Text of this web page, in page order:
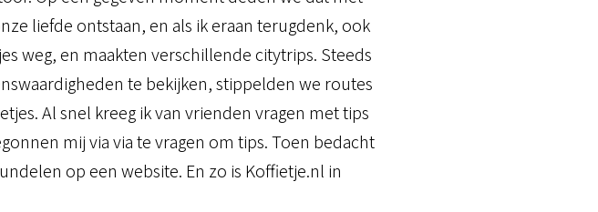
liefde ontstaan, en als ik eraan terugdenk, ook
weg, en maakten verschillende citytrips. Steeds
te bekijken, stippelden we routes
Al snel kreeg ik van vrienden vragen met tips
mij via via te vragen om tips. Toen bedacht
op een website. En zo is Koffietje.nl in